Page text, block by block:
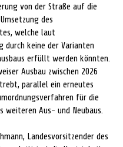
von der Straße auf die
des
welche laut
durch keine der Varianten
erfüllt werden könnten.
Ausbau zwischen 2026
parallel ein erneutes
für die
weiteren Aus- und Neubaus.